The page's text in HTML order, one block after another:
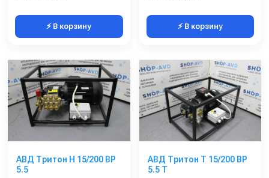
⚡ В корзину ⚡ В корзину
АВД Тритон H 15/200 BP
5.5
АВД Тритон T 15/200 BP
5.5 T